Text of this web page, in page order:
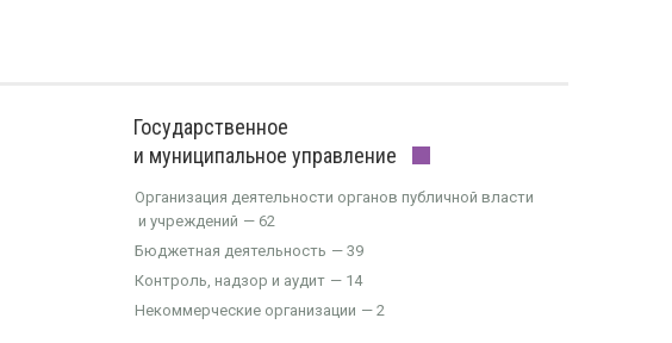
Государственное
и муниципальное управление
Организация деятельности органов публичной власти
и учреждений
62
Бюджетная деятельность
39
Контроль, надзор и аудит
14
Некоммерческие организации
2